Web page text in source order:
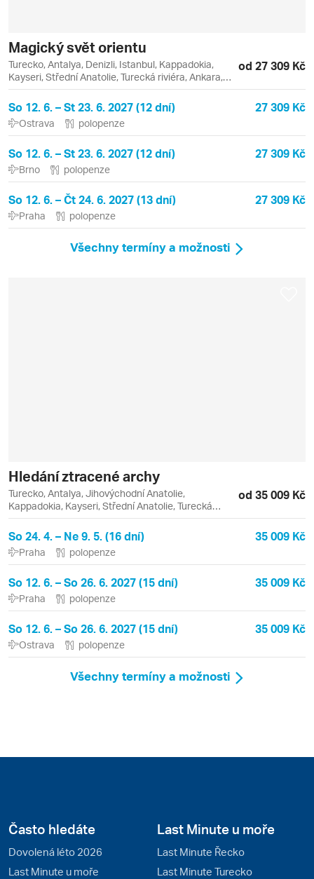
Magický svět orientu
Turecko, Antalya, Denizli, Istanbul, Kappadokia,
Kayseri, Střední Anatolie, Turecká riviéra, Ankara,
Göreme, Kaymakli, Konya, Pamukkale, Uchisar
od 27 309 Kč
So 12. 6. – St 23. 6. 2027 (12 dní) 27 309 Kč
Ostrava polopenze
So 12. 6. – St 23. 6. 2027 (12 dní) 27 309 Kč
Brno polopenze
So 12. 6. – Čt 24. 6. 2027 (13 dní) 27 309 Kč
Praha polopenze
Všechny termíny a možnosti
Hledání ztracené archy
Turecko, Antalya, Jihovýchodní Anatolie,
Kappadokia, Kayseri, Střední Anatolie, Turecká
riviéra, Východní Anatolie, Dogubeyazit, Erciyes,
Göreme, Kaleici, Kars, Mardin, Midyat
od 35 009 Kč
So 24. 4. – Ne 9. 5. (16 dní) 35 009 Kč
Praha polopenze
So 12. 6. – So 26. 6. 2027 (15 dní) 35 009 Kč
Praha polopenze
So 12. 6. – So 26. 6. 2027 (15 dní) 35 009 Kč
Ostrava polopenze
Všechny termíny a možnosti
Často hledáte
Dovolená léto 2026
Last Minute u moře
Last Minute u moře
Last Minute Řecko
Last Minute Turecko